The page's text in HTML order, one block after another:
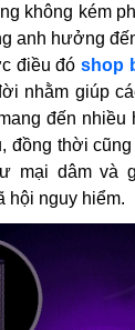
không kém
anh hưởng
điều đó shop
nhằm giúp
đến nhiều
đồng thời
mại dâm và
hội nguy hiểm.